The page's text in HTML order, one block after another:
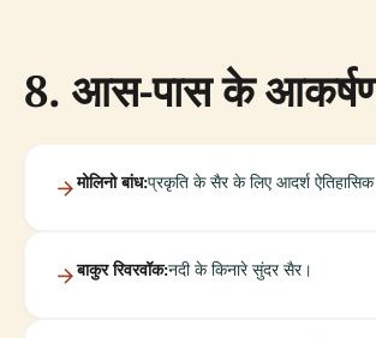
8. आस-पास के
मोलिनो बांध:प्रकृति के सैर के लिए आदर्श
बाकुर रिवरवॉक:नदी के किनारे सुंदर सैर।